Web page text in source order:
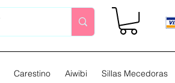
Carestino Aiwibi Sillas Mecedoras